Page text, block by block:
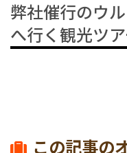
弊社催行のウ
へ行く観光ツ
この記事の